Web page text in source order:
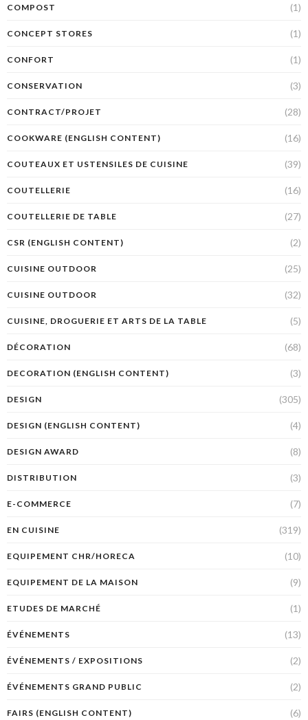
COMPOST (1)
CONCEPT STORES (1)
CONFORT (1)
CONSERVATION (3)
CONTRACT/PROJET (28)
COOKWARE (ENGLISH CONTENT) (16)
COUTEAUX ET USTENSILES DE CUISINE (39)
COUTELLERIE (16)
COUTELLERIE DE TABLE (27)
CSR (ENGLISH CONTENT) (2)
CUISINE OUTDOOR (25)
CUISINE OUTDOOR (32)
CUISINE, DROGUERIE ET ARTS DE LA TABLE (5)
DÉCORATION (68)
DECORATION (ENGLISH CONTENT) (3)
DESIGN (305)
DESIGN (ENGLISH CONTENT) (4)
DESIGN AWARD (8)
DISTRIBUTION (3)
E-COMMERCE (7)
EN CUISINE (319)
EQUIPEMENT CHR/HORECA (10)
EQUIPEMENT DE LA MAISON (9)
ETUDES DE MARCHÉ (1)
ÉVÉNEMENTS (13)
ÉVÉNEMENTS / EXPOSITIONS (2)
ÉVÉNEMENTS GRAND PUBLIC (2)
FAIRS (ENGLISH CONTENT) (6)